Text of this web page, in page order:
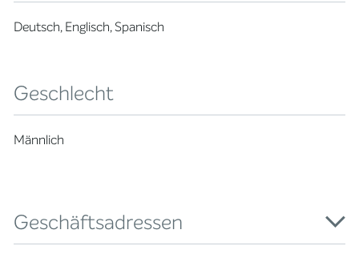
Deutsch, Englisch, Spanisch
Geschlecht
Männlich
Geschäftsadressen